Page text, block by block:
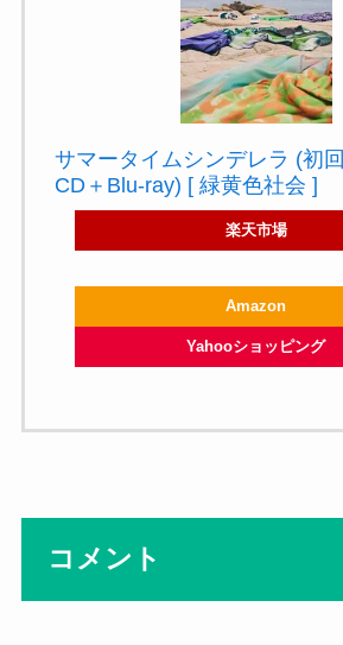
サマータイムシンデレラ (初
CD＋Blu-ray) [ 緑黄色社会 ]
楽天市場
Amazon
Yahooショッピング
コメント